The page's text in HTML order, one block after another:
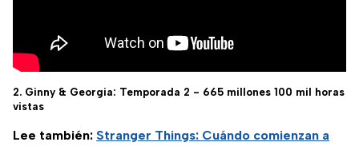
2. Ginny & Georgia: Temporada 2 - 665 millones 100 mil horas
vistas
Lee también: Stranger Things: Cuándo comienzan a